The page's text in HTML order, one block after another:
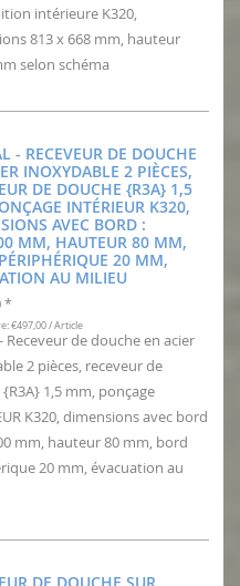
intérieure K320,
813 x 668 mm, hauteur
selon schéma
- RECEVEUR DE DOUCHE
INOXYDABLE 2 PIÈCES,
DE DOUCHE {R3A} 1,5
INTÉRIEUR K320,
AVEC BORD :
MM, HAUTEUR 80 MM,
20 MM,
AU MILIEU
*
€497,00 / Article
Receveur de douche en acier
2 pièces, receveur de
1,5 mm, ponçage
K320, dimensions avec bord
mm, hauteur 80 mm, bord
20 mm, évacuation au